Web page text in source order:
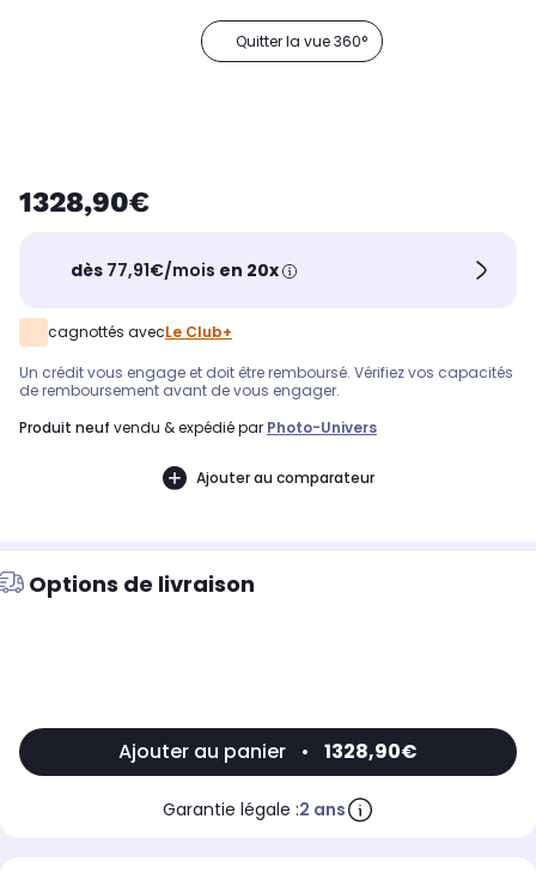
Quitter la vue 360°
1328,90€
dès 77,91€/mois en 20x
cagnottés avecLe Club+
Un crédit vous engage et doit être remboursé. Vérifiez vos capacités
de remboursement avant de vous engager.
produit neuf vendu & expédié par Photo-Univers
Ajouter au comparateur
Options de livraison
Ajouter au panier • 1328,90€
Garantie légale :2 ans